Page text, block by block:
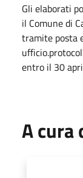
Gli elaborati
il Comune di
tramite posta
entro il 30
A cura